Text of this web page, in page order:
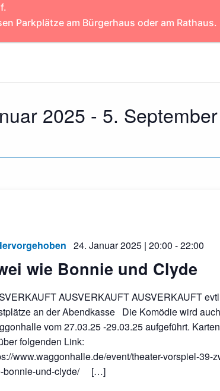
Parkplätze am Bürgerhaus oder am Rathaus.
2025 - 5.
wie Bonnie und Clyde
24. Januar 2025 | 20:00 -22:00
AUSVERKAUFT AUSVERKAUFT
an der Abendkasse Die Komödie wird
vom 27.03.25 -29.03.25 aufgeführt.
folgenden Link:
www.waggonhalle.de/event/theater-vorspiel-39-
bonnie-und-clyde/ […]